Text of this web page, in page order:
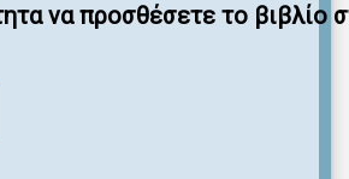
να προσθέσετε το βιβλίο